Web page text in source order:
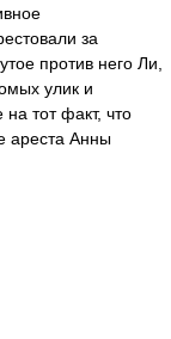
за
против него Ли,
улик и
на тот факт, что
ареста Анны